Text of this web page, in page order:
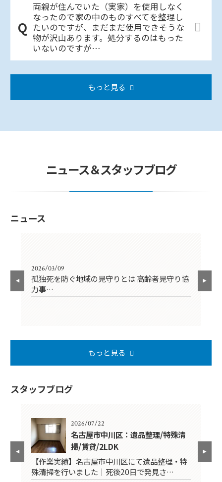
両親が住んでいた（実家）を使用しなく
なったので家の中のものすべてを整理し
たいのですが、まだまだ使用できそうな
物が沢山あります。処分するのはもった
いないのですが…
もっと見る
ニュース＆スタッフブログ
ニュース
2026/03/09
孤独死を防ぐ地域の見守りとは 高齢者見守り協
力事…
もっと見る
スタッフブログ
2026/07/22
名古屋市中川区：遺品整理/特殊清
掃/賃貸/2LDK
【作業実績】名古屋市中川区にて遺品整理・特
殊清掃を行いました｜死後20日で発見さ…